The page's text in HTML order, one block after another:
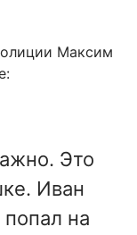
Максим
Это
Иван
на